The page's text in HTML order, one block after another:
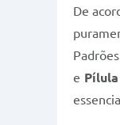
De
e Pílula